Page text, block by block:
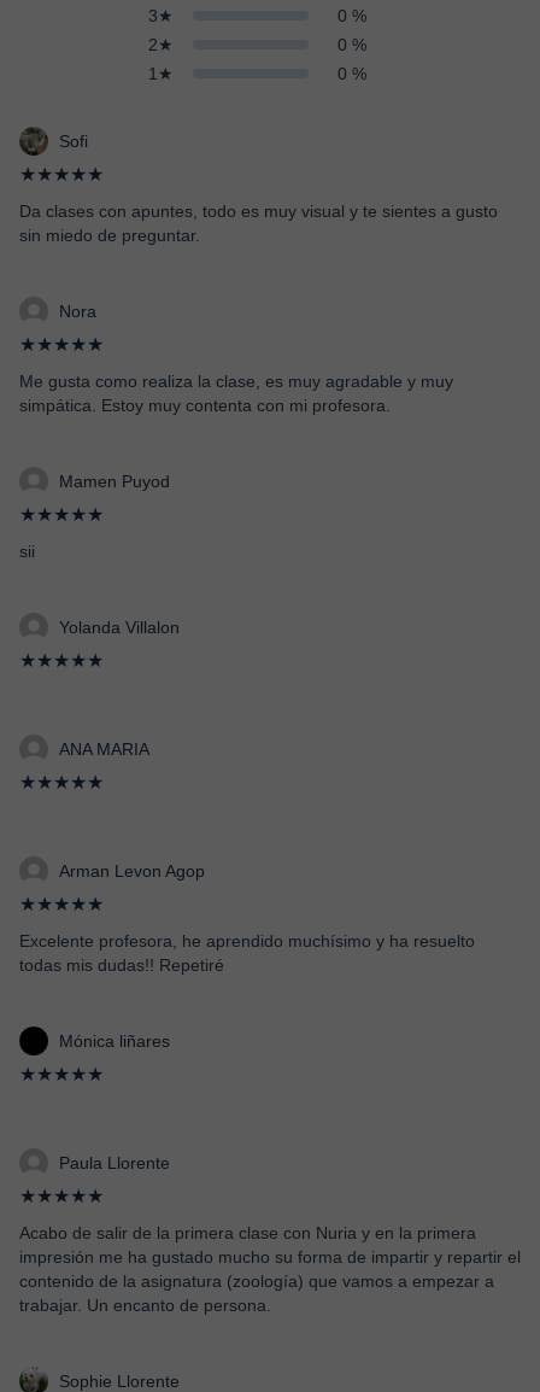
3★
0 %
2★
0 %
1★
0 %
Sofi
★★★★★
Da clases con apuntes, todo es muy visual y te sientes a gusto
sin miedo de preguntar.
Nora
★★★★★
Me gusta como realiza la clase, es muy agradable y muy
simpática. Estoy muy contenta con mi profesora.
Mamen Puyod
★★★★★
sii
Yolanda Villalon
★★★★★
ANA MARIA
★★★★★
Arman Levon Agop
★★★★★
Excelente profesora, he aprendido muchísimo y ha resuelto
todas mis dudas!! Repetiré
Mónica liñares
★★★★★
Paula Llorente
★★★★★
Acabo de salir de la primera clase con Nuria y en la primera
impresión me ha gustado mucho su forma de impartir y repartir el
contenido de la asignatura (zoología) que vamos a empezar a
trabajar. Un encanto de persona.
Sophie Llorente